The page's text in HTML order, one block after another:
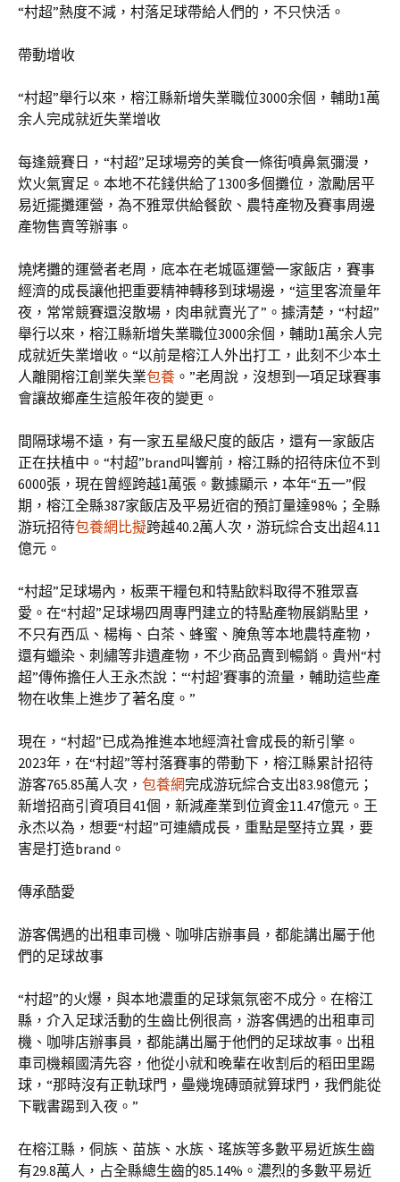
“村超”熱度不減，村落足球帶給人們的，不只快活。
帶動增收
“村超”舉行以來，榕江縣新增失業職位3000余個，輔助1萬
余人完成就近失業增收
每逢競賽日，“村超”足球場旁的美食一條街噴鼻氣彌漫，
炊火氣實足。本地不花錢供給了1300多個攤位，激勵居平
易近擺攤運營，為不雅眾供給餐飲、農特產物及賽事周邊
產物售賣等辦事。
燒烤攤的運營者老周，底本在老城區運營一家飯店，賽事
經濟的成長讓他把重要精神轉移到球場邊，“這里客流量年
夜，常常競賽還沒散場，肉串就賣光了”。據清楚，“村超”
舉行以來，榕江縣新增失業職位3000余個，輔助1萬余人完
成就近失業增收。“以前是榕江人外出打工，此刻不少本土
人離開榕江創業失業包養 。”老周說，沒想到一項足球賽事
會讓故鄉產生這般年夜的變更。
間隔球場不遠，有一家五星級尺度的飯店，還有一家飯店
正在扶植中。“村超”brand叫響前，榕江縣的招待床位不到
6000張，現在曾經跨越1萬張。數據顯示，本年“五一”假
期，榕江全縣387家飯店及平易近宿的預訂量達98%；全縣
游玩招待包養網比擬跨越40.2萬人次，游玩綜合支出超4.11
億元。
“村超”足球場內，板栗干糧包和特點飲料取得不雅眾喜
愛。在“村超”足球場四周專門建立的特點產物展銷點里，
不只有西瓜、楊梅、白茶、蜂蜜、腌魚等本地農特產物，
還有蠟染、刺繡等非遺產物，不少商品賣到暢銷。貴州“村
超”傳佈擔任人王永杰說：“‘村超’賽事的流量，輔助這些產
物在收集上進步了著名度。”
現在，“村超”已成為推進本地經濟社會成長的新引擎。
2023年，在“村超”等村落賽事的帶動下，榕江縣累計招待
游客765.85萬人次， 包養網完成游玩綜合支出83.98億元；
新增招商引資項目41個，新減產業到位資金11.47億元。王
永杰以為，想要“村超”可連續成長，重點是堅持立異，要
害是打造brand。
傳承酷愛
游客偶遇的出租車司機、咖啡店辦事員，都能講出屬于他
們的足球故事
“村超”的火爆，與本地濃重的足球氣氛密不成分。在榕江
縣，介入足球活動的生齒比例很高，游客偶遇的出租車司
機、咖啡店辦事員，都能講出屬于他們的足球故事。出租
車司機賴國清先容，他從小就和晚輩在收割后的稻田里踢
球，“那時沒有正軌球門，壘幾塊磚頭就算球門，我們能從
下戰書踢到入夜。”
在榕江縣，侗族、苗族、水族、瑤族等多數平易近族生齒
有29.8萬人，占全縣總生齒的85.14%。濃烈的多數平易近